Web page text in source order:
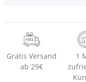
Gratis Versand
ab 29€
1